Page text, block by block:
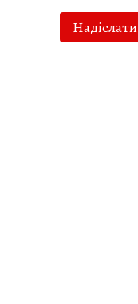
Надіслати